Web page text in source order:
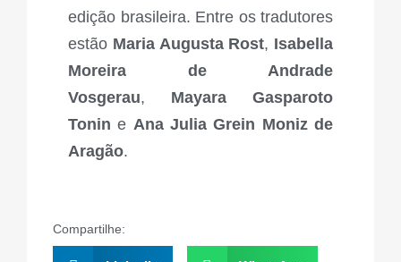
edição brasileira. Entre os tradutores
estão Maria Augusta Rost, Isabella
Moreira de Andrade
Vosgerau, Mayara Gasparoto
Tonin e Ana Julia Grein Moniz de
Aragão.
Compartilhe: